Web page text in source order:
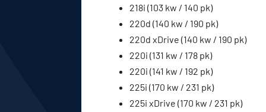
218i (103 kw / 140 pk)
220d (140 kw / 190 pk)
220d xDrive (140 kw / 190 pk)
220i (131 kw / 178 pk)
220i (141 kw / 192 pk)
225i (170 kw / 231 pk)
225i xDrive (170 kw / 231 pk)